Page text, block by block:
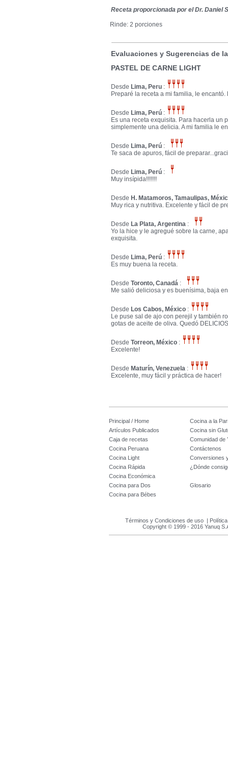
Receta proporcionada por el Dr. Daniel
Rinde: 2 porciones
Evaluaciones y Sugerencias de
PASTEL DE CARNE LIGHT
Desde Lima, Peru :
Preparé la receta a mi familia, le encantó.
Desde Lima, Perú :
Es una receta exquisita. Para hacerla un
simplemente una delicia. A mi familia le
Desde Lima, Perú :
Te saca de apuros, fácil de
Desde Lima, Perú :
Muy insípida!!!!!!!
Desde H. Matamoros, Tamaulipas,
Muy rica y nutritiva. Excelente y fácil de
Desde La Plata, Argentina :
Yo la hice y le agregué sobre la carne,
exquisita.
Desde Lima, Perú :
Es muy buena la receta.
DesdeToronto, Canadá :
Me salió deliciosa y es buenísima, baja
Desde Los Cabos, México :
Le puse sal de ajo con perejil y también
gotas de aceite de oliva. Quedó
DesdeTorreon, México :
Excelente!
Desde Maturín, Venezuela :
Excelente, muy fácil y práctica de hacer!
Principal / Home
Cocina a la
Artículos Publicados
Cocina sin
Caja de recetas
Comunidad de
Cocina Peruana
Contáctenos
Cocina Light
Conversiones
Cocina Rápida
¿Dónde
Cocina Económica
Cocina para Dos
Glosario
Cocina para Bébes
Términos y Condiciones de uso |
Copyright © 1999 - 2016 Yanuq